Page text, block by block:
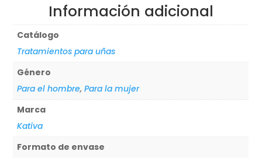
Información adicional
Catálogo
Tratamientos para uñas
Género
Para el hombre,Para la mujer
Marca
Kativa
Formato de envase